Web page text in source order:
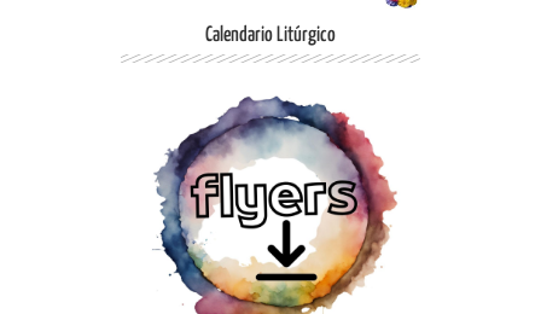
Calendario Litúrgico
Ingresar